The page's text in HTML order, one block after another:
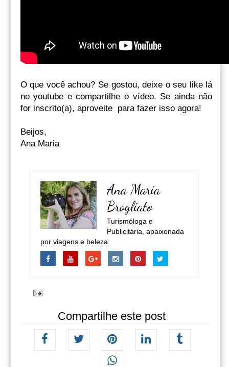
O que você achou? Se gostou, deixe o seu like lá
no youtube e compartilhe o vídeo. Se ainda não
for inscrito(a), aproveite para fazer isso agora!
Beijos,
Ana Maria
Ana Maria
Brogliato
Turismóloga e
Publicitária, apaixonada
por viagens e beleza.
Compartilhe este post